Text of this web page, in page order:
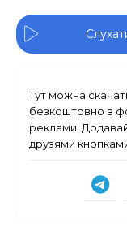
Тут можна
безкоштовно в
реклами.
друзями